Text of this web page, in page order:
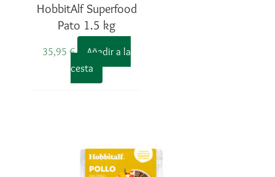
HobbitAlf Superfood
Pato 1.5 kg
35,95 €
Añadir a la
cesta